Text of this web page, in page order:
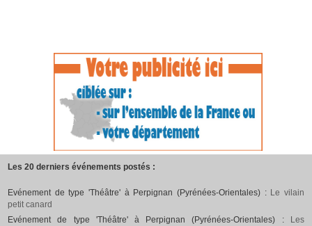
Les 20 derniers événements postés :
Evénement de type 'Théâtre' à Perpignan (Pyrénées-Orientales) : Le vilain
petit canard
Evénement de type 'Théâtre' à Perpignan (Pyrénées-Orientales) :
Les